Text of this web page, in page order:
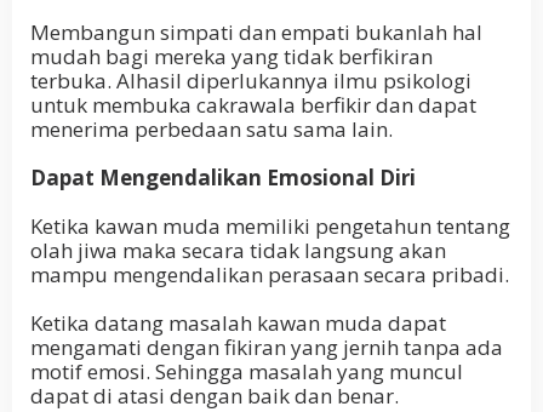
Membangun simpati dan empati bukanlah hal
mudah bagi mereka yang tidak berfikiran
terbuka. Alhasil diperlukannya ilmu psikologi
untuk membuka cakrawala berfikir dan dapat
menerima perbedaan satu sama lain.
Dapat Mengendalikan Emosional Diri
Ketika kawan muda memiliki pengetahun tentang
olah jiwa maka secara tidak langsung akan
mampu mengendalikan perasaan secara pribadi.
Ketika datang masalah kawan muda dapat
mengamati dengan fikiran yang jernih tanpa ada
motif emosi. Sehingga masalah yang muncul
dapat di atasi dengan baik dan benar.